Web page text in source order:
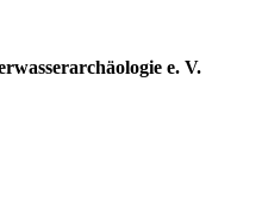
e. V.